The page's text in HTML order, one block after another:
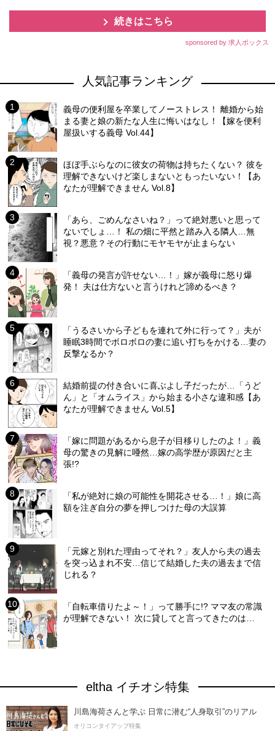
続きはこちら
sponsored by 求人ボックス
人気記事ランキング
義母の便利屋を卒業してノーストレス！ 離婚から始
まる妻と娘の新たな人生に悔いはなし！【嫁を便利
屋扱いする義母 Vol.44】
ほぼ手ぶらなのに彼女の荷物は持ちたくない？ 彼を
理解できないけど楽しまないともったいない！【あ
なたが理解できません Vol.8】
「あら、ごめんなさいね？」って絶対悪いと思って
ないでしょ…！ 私の畑に平然と踏み入る隣人…無
視？悪意？その行動にモヤモヤが止まらない
「義母の発言が許せない…！」嫁が義母に怒り爆
発！ 夫は仕方ないと言うけれど諦めるべき？
「うるさいから子どもを連れて外に行って？」夫が
睡眠3時間でボロボロの妻に追い打ちをかける…妻の
反撃なるか？
結婚前提の付き合いに喜ぶよし子だったが…「うど
ん」と「オムライス」から始まる小さな違和感【あ
なたが理解できません Vol.5】
「嫁に問題があるから息子が目移りしたのよ！」義
母の驚きの見解に唖然…嫁の高学歴が原因だと主
張!?
「私が絶対に娘の可能性を開花させる…！」娘に高
額を注ぎ自分の夢を押しつけた母の大誤算
「元嫁と別れた理由ってそれ？」友人から夫の過去
を突っ込まれ不安…信じて結婚した夫の過去まで信
じれる？
「自転車借りたよ～！」って勝手に!? ママ友の常識
が理解できない！ 次に貸してと言ってきたのは…
eltha イチオシ特集
川島海荷さんと学ぶ 日常に潜む“人身取引”のリアル
オリコンタイアップ特集